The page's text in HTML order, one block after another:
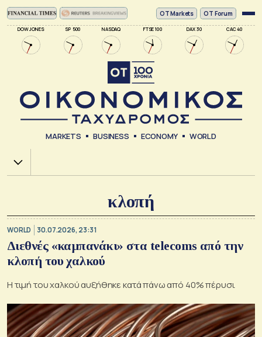
DOW JONES SP 500 NASDAQ FTSE 100 DAX 30 CAC 40
ΟΤ Markets OT Forum
MARKETS BUSINESS ECONOMY WORLD
Χ.Α.
κλοπή
WORLD 30.07.2026, 23:31
Διεθνές «καμπανάκι» στα telecoms από την
κλοπή του χαλκού
Η τιμή του χαλκού αυξήθηκε κατά πάνω από 40% πέρυσι